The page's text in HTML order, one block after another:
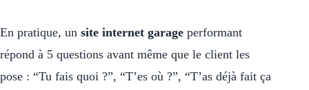
En pratique, un site internet garage performant
répond à 5 questions avant même que le client les
pose : “Tu fais quoi ?”, “T’es où ?”, “T’as déjà fait ça